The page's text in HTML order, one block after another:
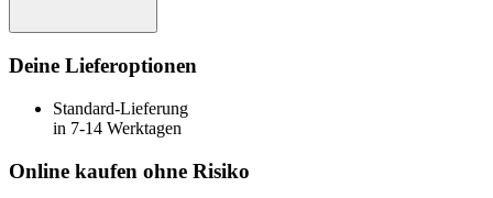
Deine Lieferoptionen
Standard-Lieferung
in 7-14 Werktagen
Online kaufen ohne Risiko